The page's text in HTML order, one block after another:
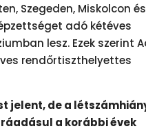
Szegeden, Miskolcon és
adó kétéves
lesz. Ezek szerint
rendőrtiszthelyettes
jelent, de a
a korábbi évek